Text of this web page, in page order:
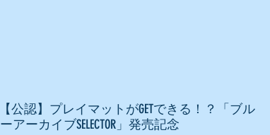
【公認】プレイマットがGETできる！？「ブル
ーアーカイブSELECTOR」発売記念